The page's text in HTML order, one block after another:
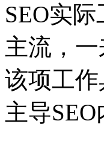
SEO实
主流，
该项工
主导